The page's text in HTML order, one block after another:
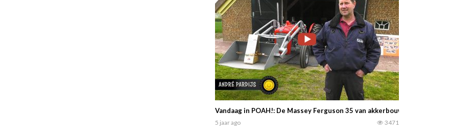
Vandaag in POAH!: De Massey Ferguson 35 van akkerbouwer André
5 jaar ago 3471